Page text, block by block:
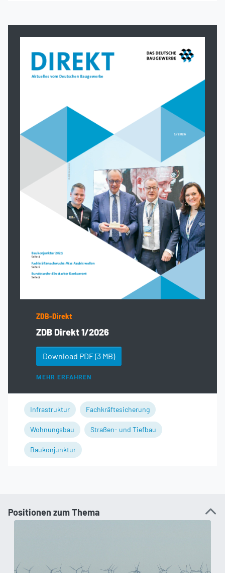
ZDB-Direkt
ZDB Direkt 1/2026
Download PDF(3 MB)
MEHR ERFAHREN
Infrastruktur Fachkräftesicherung
Wohnungsbau Straßen- und Tiefbau
Baukonjunktur
Positionen zum Thema